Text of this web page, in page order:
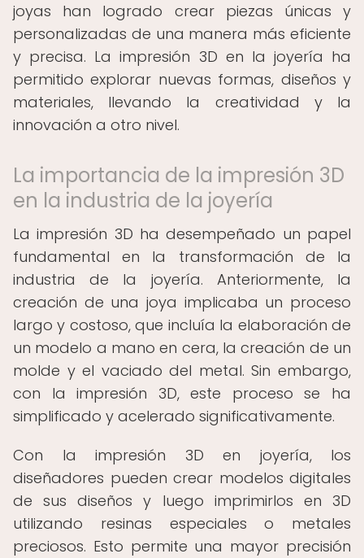
joyas han logrado crear piezas únicas y
personalizadas de una manera más eficiente
y precisa. La impresión 3D en la joyería ha
permitido explorar nuevas formas, diseños y
materiales, llevando la creatividad y la
innovación a otro nivel.
La importancia de la impresión 3D
en la industria de la joyería
La impresión 3D ha desempeñado un papel
fundamental en la transformación de la
industria de la joyería. Anteriormente, la
creación de una joya implicaba un proceso
largo y costoso, que incluía la elaboración de
un modelo a mano en cera, la creación de un
molde y el vaciado del metal. Sin embargo,
con la impresión 3D, este proceso se ha
simplificado y acelerado significativamente.
Con la impresión 3D en joyería, los
diseñadores pueden crear modelos digitales
de sus diseños y luego imprimirlos en 3D
utilizando resinas especiales o metales
preciosos. Esto permite una mayor precisión